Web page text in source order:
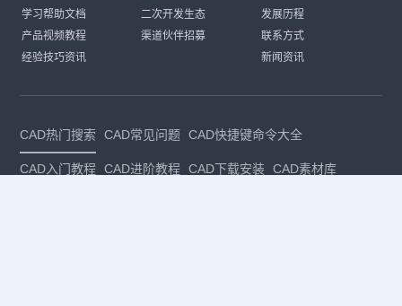
学习帮助文档
产品视频教程
经验技巧资讯
二次开发生态
渠道伙伴招募
发展历程
联系方式
新闻资讯
CAD热门搜索 CAD常见问题 CAD快捷键命令大全
CAD入门教程 CAD进阶教程 CAD下载安装 CAD素材库